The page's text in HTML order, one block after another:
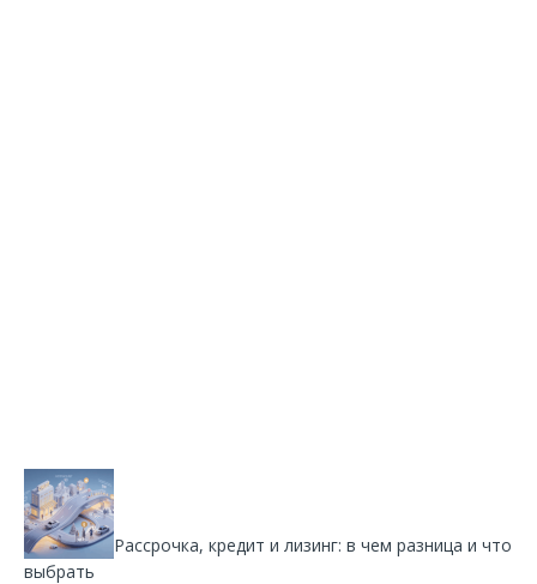
Рассрочка, кредит и лизинг: в чем разница и что
выбрать